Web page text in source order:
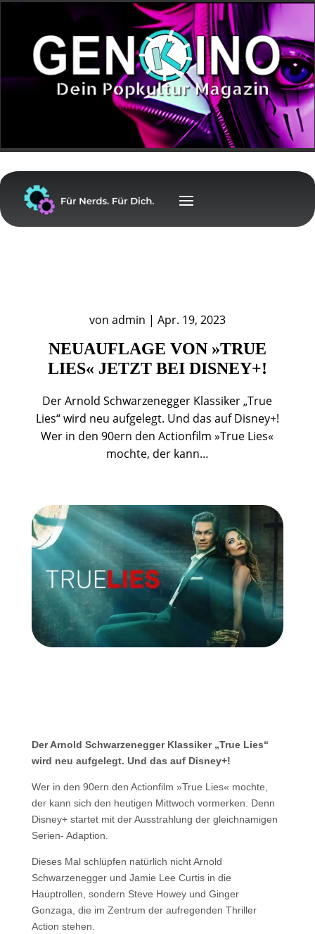
von admin | Apr. 19, 2023
NEUAUFLAGE VON »TRUE
LIES« JETZT BEI DISNEY+!
Der Arnold Schwarzenegger Klassiker „True
Lies“ wird neu aufgelegt. Und das auf Disney+!
Wer in den 90ern den Actionfilm »True Lies«
mochte, der kann…
Der Arnold Schwarzenegger Klassiker „True Lies“
wird neu aufgelegt. Und das auf Disney+!
Wer in den 90ern den Actionfilm »True Lies« mochte,
der kann sich den heutigen Mittwoch vormerken. Denn
Disney+ startet mit der Ausstrahlung der gleichnamigen
Serien- Adaption.
Dieses Mal schlüpfen natürlich nicht Arnold
Schwarzenegger und Jamie Lee Curtis in die
Hauptrollen, sondern Steve Howey und Ginger
Gonzaga, die im Zentrum der aufregenden Thriller
Action stehen.